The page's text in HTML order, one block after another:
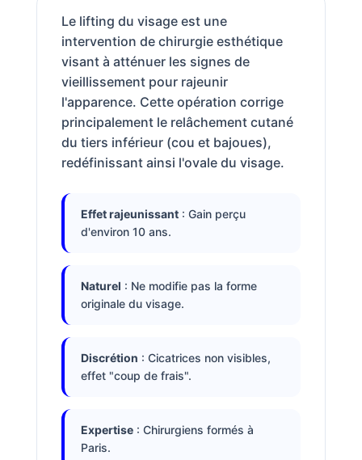
Le lifting du visage est une
intervention de chirurgie esthétique
visant à atténuer les signes de
vieillissement pour rajeunir
l'apparence. Cette opération corrige
principalement le relâchement cutané
du tiers inférieur (cou et bajoues),
redéfinissant ainsi l'ovale du visage.
Effet rajeunissant: Gain perçu
d'environ 10 ans.
Naturel : Ne modifie pas la forme
originale du visage.
Discrétion : Cicatrices non visibles,
effet "coup de frais".
Expertise: Chirurgiens formés à
Paris.